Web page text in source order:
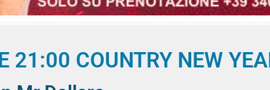
21:00 COUNTRY NEW